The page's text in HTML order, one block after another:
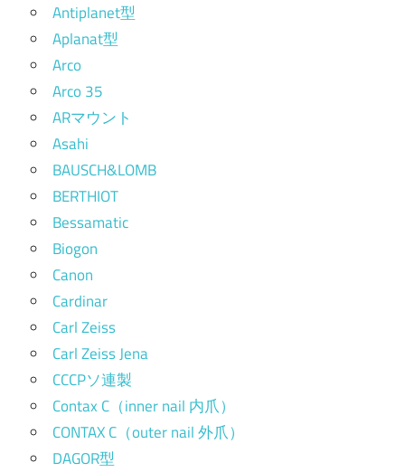
Antiplanet型
Aplanat型
Arco
Arco 35
ARマウント
Asahi
BAUSCH&LOMB
BERTHIOT
Bessamatic
Biogon
Canon
Cardinar
Carl Zeiss
Carl Zeiss Jena
CCCPソ連製
Contax C（inner nail 内爪）
CONTAX C（outer nail 外爪）
DAGOR型